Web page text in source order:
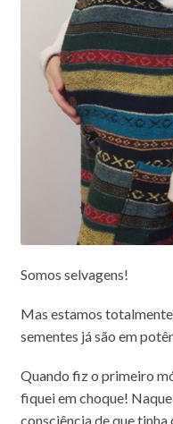
Somos selvagens!
Mas estamos
sementes já são em
Quando fiz o primeiro
fiquei em choque!
consciência de que